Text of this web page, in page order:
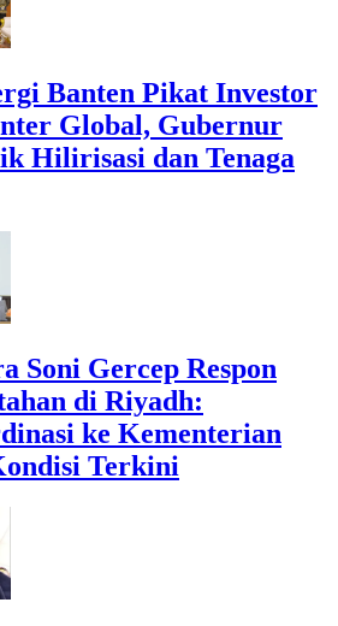
Banten Pikat Investor
Global, Gubernur
Hilirisasi dan Tenaga
Soni Gercep Respon
di Riyadh:
ke Kementerian
Terkini